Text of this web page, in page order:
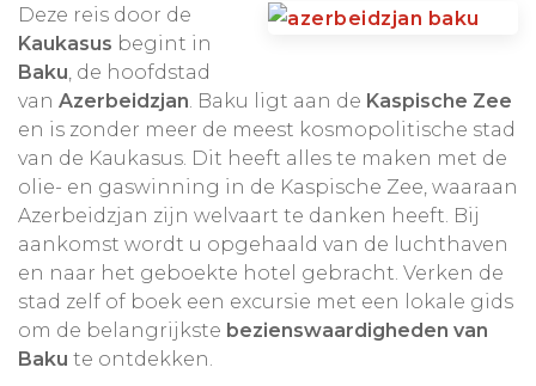
Deze reis door de
Kaukasus begint in
Baku , de hoofdstad
van Azerbeidzjan . Baku ligt aan de Kaspische Zee
en is zonder meer de meest kosmopolitische stad
van de Kaukasus. Dit heeft alles te maken met de
olie- en gaswinning in de Kaspische Zee, waaraan
Azerbeidzjan zijn welvaart te danken heeft. Bij
aankomst wordt u opgehaald van de luchthaven
en naar het geboekte hotel gebracht. Verken de
stad zelf of boek een excursie met een lokale gids
om de belangrijkste bezienswaardigheden van
Baku te ontdekken.